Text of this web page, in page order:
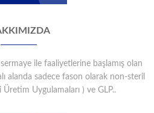
ile faaliyetlerine başlamış olan
alanda sadece fason olarak non-steril
Uygulamaları ) ve GLP..